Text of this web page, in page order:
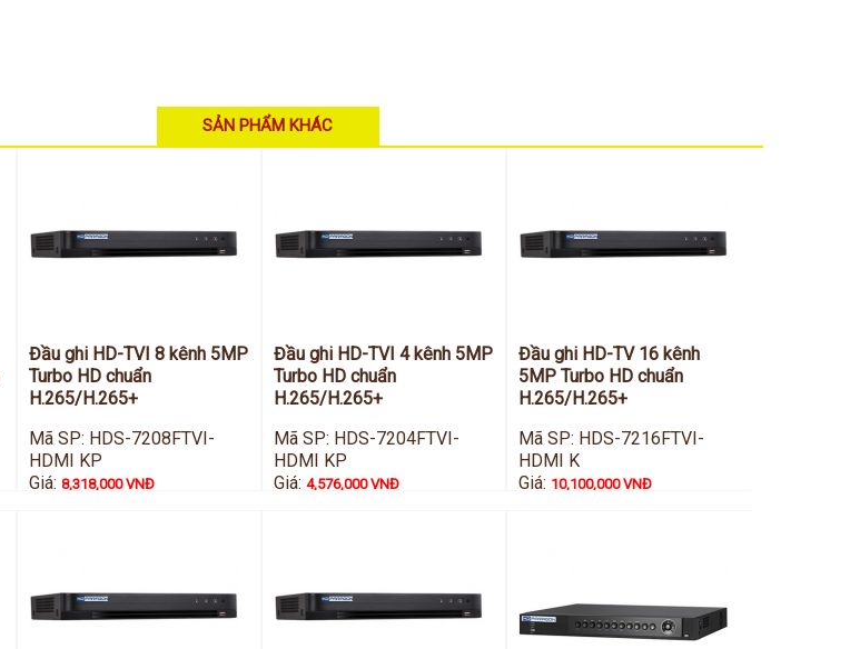
SẢN PHẨM KHÁC
Đầu ghi HD-TVI 8 kênh 5MP
Turbo HD chuẩn
H.265/H.265+
Mã SP: HDS-7208FTVI-
HDMI KP
Giá:8,318,000 VNĐ
Đầu ghi HD-TVI 4 kênh 5MP
Turbo HD chuẩn
H.265/H.265+
Mã SP: HDS-7204FTVI-
HDMI KP
Giá:4,576,000 VNĐ
Đầu ghi HD-TV 16 kênh
5MP Turbo HD chuẩn
H.265/H.265+
Mã SP: HDS-7216FTVI-
HDMI K
Giá: 10,100,000 VNĐ